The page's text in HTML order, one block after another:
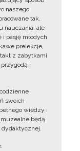
naszego
tak,
nauczania, ale
pasję młodych
prelekcje,
z zabytkami
i
swoich
wiedzy i
będą
dydaktycznej.